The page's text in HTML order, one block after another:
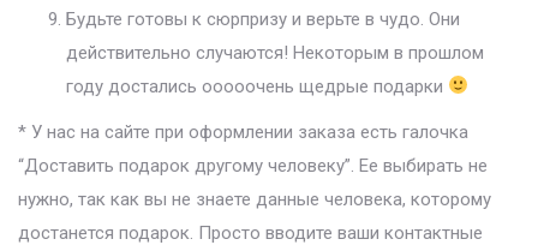
Будьте готовы к сюрпризу и верьте в чудо. Они
действительно случаются! Некоторым в прошлом
году достались ооооочень щедрые подарки
* У нас на сайте при оформлении заказа есть галочка
“Доставить подарок другому человеку”. Ее выбирать не
нужно, так как вы не знаете данные человека, которому
достанется подарок. Просто вводите ваши контактные